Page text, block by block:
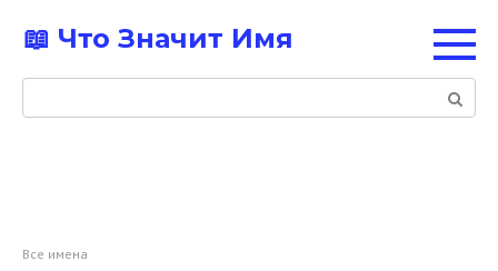
контенту
📖 Что Значит Имя
Поиск:
Все имена